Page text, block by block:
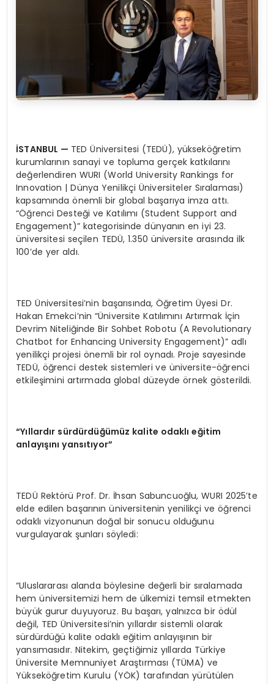
İSTANBUL — TED Üniversitesi (TEDÜ), yükseköğretim
kurumlarının sanayi ve topluma gerçek katkılarını
değerlendiren WURI (World University Rankings for
Innovation | Dünya Yenilikçi Üniversiteler Sıralaması)
kapsamında önemli bir global başarıya imza attı.
“Öğrenci Desteği ve Katılımı (Student Support and
Engagement)” kategorisinde dünyanın en iyi 23.
üniversitesi seçilen TEDÜ, 1.350 üniversite arasında ilk
100’de yer aldı.
TED Üniversitesi’nin başarısında, Öğretim Üyesi Dr.
Hakan Emekci’nin “Üniversite Katılımını Artırmak İçin
Devrim Niteliğinde Bir Sohbet Robotu (A Revolutionary
Chatbot for Enhancing University Engagement)” adlı
yenilikçi projesi önemli bir rol oynadı. Proje sayesinde
TEDÜ, öğrenci destek sistemleri ve üniversite-öğrenci
etkileşimini artırmada global düzeyde örnek gösterildi.
“Yıllardır sürdürdüğümüz kalite odaklı eğitim
anlayışını yansıtıyor”
TEDÜ Rektörü Prof. Dr. İhsan Sabuncuoğlu, WURI 2025’te
elde edilen başarının üniversitenin yenilikçi ve öğrenci
odaklı vizyonunun doğal bir sonucu olduğunu
vurgulayarak şunları söyledi:
“Uluslararası alanda böylesine değerli bir sıralamada
hem üniversitemizi hem de ülkemizi temsil etmekten
büyük gurur duyuyoruz. Bu başarı, yalnızca bir ödül
değil, TED Üniversitesi’nin yıllardır sistemli olarak
sürdürdüğü kalite odaklı eğitim anlayışının bir
yansımasıdır. Nitekim, geçtiğimiz yıllarda Türkiye
Üniversite Memnuniyet Araştırması (TÜMA) ve
Yükseköğretim Kurulu (YÖK) tarafından yürütülen